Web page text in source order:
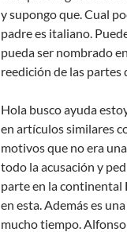
y supongo que. Cual
padre es italiano.
pueda ser nombrado
reedición de las partes
Hola busco ayuda
en artículos similares
motivos que no era
todo la acusación y
parte en la continental
en esta. Además es
mucho tiempo.